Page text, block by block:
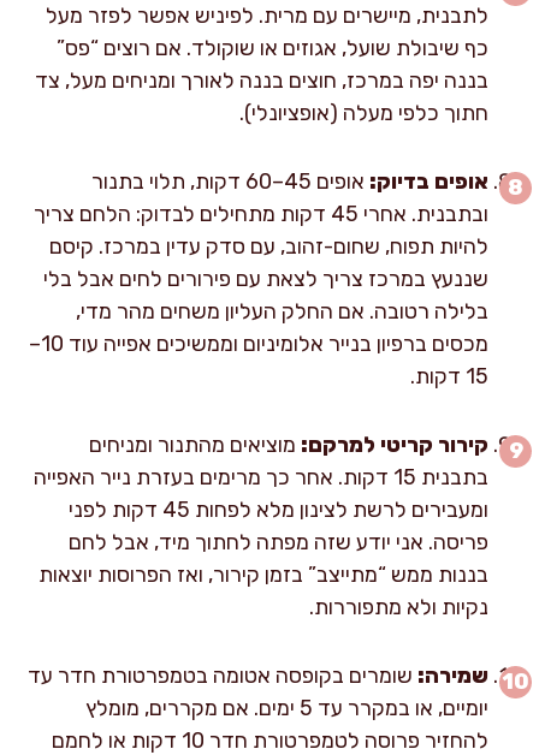
לתבנית, מיישרים עם מרית. לפיניש אפשר לפזר מעל
כף שיבולת שועל, אגוזים או שוקולד. אם רוצים “פס”
בננה יפה במרכז, חוצים בננה לאורך ומניחים מעל, צד
חתוך כלפי מעלה (אופציונלי).
אופים בדיוק:
אופים 45–60 דקות, תלוי בתנור
ובתבנית. אחרי 45 דקות מתחילים לבדוק: הלחם צריך
להיות תפוח, שחום-זהוב, עם סדק עדין במרכז. קיסם
שננעץ במרכז צריך לצאת עם פירורים לחים אבל בלי
בלילה רטובה. אם החלק העליון משחים מהר מדי,
מכסים ברפיון בנייר אלומיניום וממשיכים אפייה עוד 10–
15 דקות.
קירור קריטי למרקם: מוציאים מהתנור ומניחים
בתבנית 15 דקות. אחר כך מרימים בעזרת נייר האפייה
ומעבירים לרשת לצינון מלא לפחות 45 דקות לפני
פריסה. אני יודע שזה מפתה לחתוך מיד, אבל לחם
בננות ממש “מתייצב” בזמן קירור, ואז הפרוסות יוצאות
נקיות ולא מתפוררות.
שמירה: שומרים בקופסה אטומה בטמפרטורת חדר עד
יומיים, או במקרר עד 5 ימים. אם מקררים, מומלץ
להחזיר פרוסה לטמפרטורת חדר 10 דקות או לחמם